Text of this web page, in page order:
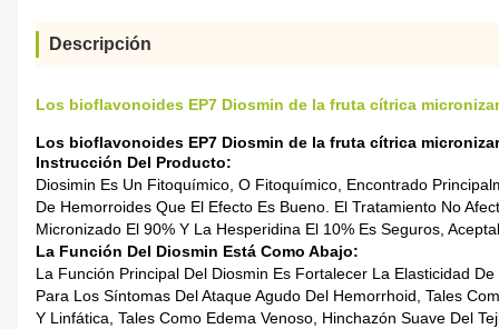
Descripción
Los bioflavonoides EP7 Diosmin de la fruta cítrica
Los bioflavonoides EP7 Diosmin de la fruta cítrica
Instrucción Del Producto:
Diosimin Es Un Fitoquímico, O Fitoquímico, Encontrado
De Hemorroides Que El Efecto Es Bueno. El Tratamiento No
Micronizado El 90% Y La Hesperidina El 10% Es Seguros,
La Función Del Diosmin Está Como Abajo:
La Función Principal Del Diosmin Es Fortalecer La Elasticidad
Para Los Síntomas Del Ataque Agudo Del Hemorrhoid, Tales
Y Linfática, Tales Como Edema Venoso, Hinchazón Suave Del